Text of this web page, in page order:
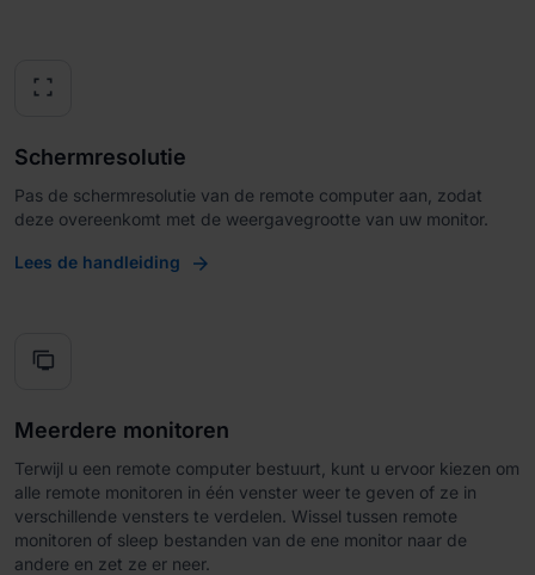
fullscreen
Schermresolutie
Pas de schermresolutie van de remote computer aan, zodat
deze overeenkomt met de weergavegrootte van uw monitor.
Lees de handleiding
tv_displays
Meerdere monitoren
Terwijl u een remote computer bestuurt, kunt u ervoor kiezen om
alle remote monitoren in één venster weer te geven of ze in
verschillende vensters te verdelen. Wissel tussen remote
monitoren of sleep bestanden van de ene monitor naar de
andere en zet ze er neer.